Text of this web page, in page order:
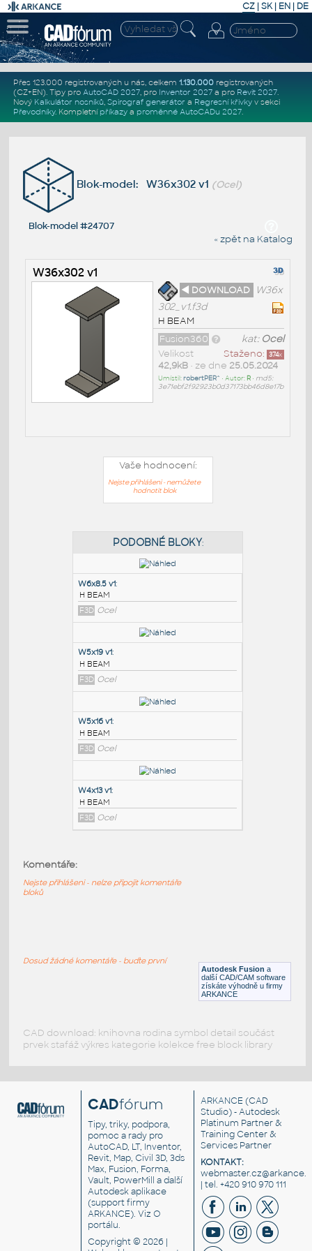
CZ | SK| EN | DE
Přes 123.000 registrovaných u nás, celkem 1.130.000registrovaných
(CZ+EN). Tipy pro AutoCAD 2027, pro Inventor 2027a pro Revit 2027.
Nový Kalkulátor nosníků, Spirograf generátor a Regresní křivkyv sekci
Převodníky. Kompletní příkazya proměnné AutoCADu 2027.
Blok-model: W36x302 v1 (Ocel)
Blok-model #24707
« zpět na Katalog
W36x302 v1
◄ DOWNLOAD
W36x
302_v1.f3d
H BEAM
kat: Ocel
Fusion360
Staženo: 374x
Velikost
42,9kB• ze dne 25.05.2024
Umístil:robertPER^ • Autor: R• md5:
3e71ebf2f92923b0d37173bb46d8e17b
Vaše hodnocení:
Nejste přihlášeni - nemůžete
hodnotit blok
PODOBNÉ BLOKY
W6x8.5 v1
F3D Ocel
H BEAM
F3D
F3D Ocel
F3D Ocel
Autodesk Fusion a
další CAD/CAM software
získáte výhodně u firmy
ARKANCE
Komentáře:
Nejste přihlášeni - nelze připojit komentáře
bloků
Dosud žádné komentáře - buďte první
CAD download: knihovna rodina symbol detail součást
prvek stafáž výkres kategorie kolekce free block library
CADfórum
Tipy, triky, podpora,
pomoc a rady pro
AutoCAD, LT, Inventor,
Revit, Map, Civil 3D, 3ds
Max, Fusion, Forma,
Vault, PowerMill a další
Autodesk aplikace
(support firmy
ARKANCE). VizO
portálu.
Copyright © 2026 |
ARKANCE (CAD
Studio) - Autodesk
Platinum Partner &
Training Center &
Services Partner
KONTAKT:
| tel. +420 910 970 111